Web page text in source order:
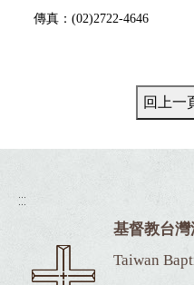
傳真：(02)2722-4646
:::
基督教台
Taiwan